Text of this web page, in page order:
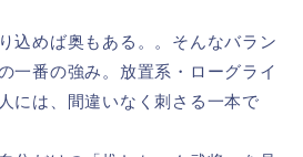
込めば奥もある。。そんなバラン
一番の強み。放置系・ローグライ
には、間違いなく刺さる一本で